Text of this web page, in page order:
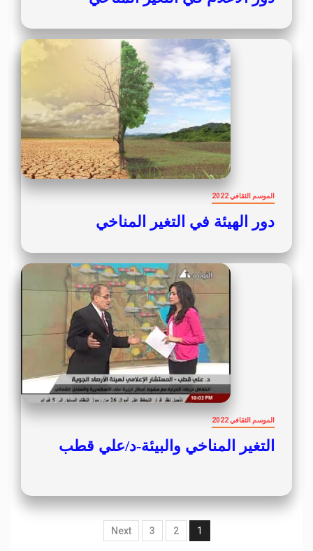
الموسم الثقافي 2022
دور الهيئة في التغير المناخي
الموسم الثقافي 2022
التغير المناخي والبيئة-د/علي قطب
1
2
3
Next